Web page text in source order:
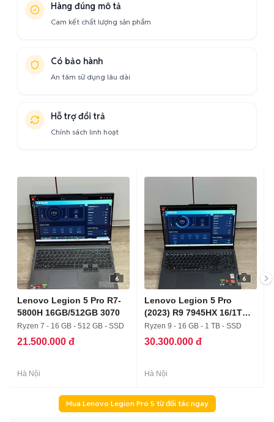
Hàng đúng mô tả
Cam kết chất lượng sản phẩm
Có bảo hành
An tâm sử dụng lâu dài
Hỗ trợ đổi trả
Chính sách linh hoạt
6
Lenovo Legion 5 Pro R7-
5800H 16GB/512GB 3070
Ryzen 7 - 16 GB - 512 GB - SSD
21.500.000 đ
Hà Nội
6
Lenovo Legion 5 Pro
(2023) R9 7945HX 16/1T
4060
Ryzen 9 - 16 GB - 1 TB - SSD
30.300.000 đ
Hà Nội
Mua Lenovo Legion Pro 5 từ đối tác ngay